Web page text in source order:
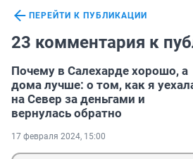
ПЕРЕЙТИ К ПУБЛИКАЦИИ
23 комментария к
Почему в Салехарде хорошо, а
дома лучше: о том, как я
на Север за деньгами и
вернулась обратно
17 февраля 2024, 15:00